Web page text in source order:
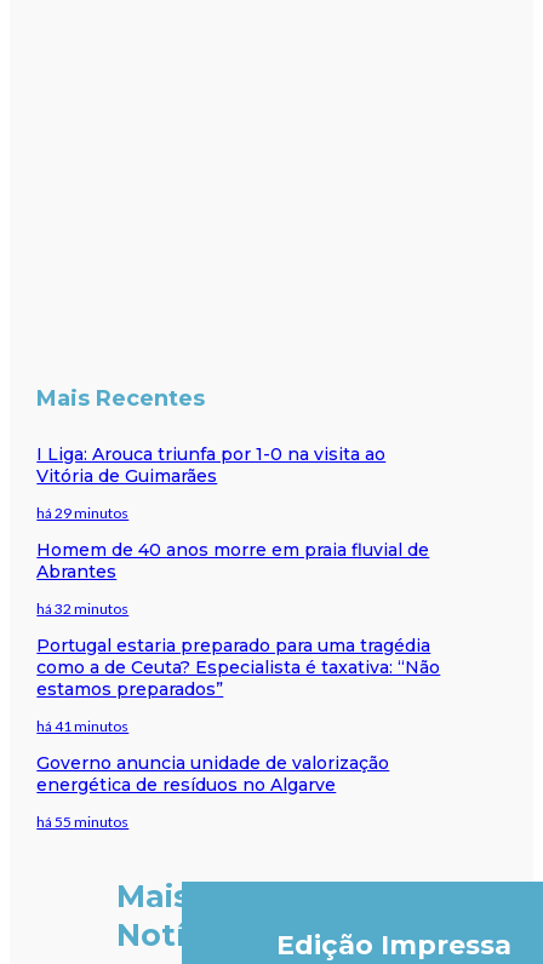
Mais Recentes
I Liga: Arouca triunfa por 1-0 na visita ao
Vitória de Guimarães
há 29 minutos
Homem de 40 anos morre em praia fluvial de
Abrantes
há 32 minutos
Portugal estaria preparado para uma tragédia
como a de Ceuta? Especialista é taxativa: “Não
estamos preparados”
há 41 minutos
Governo anuncia unidade de valorização
energética de resíduos no Algarve
há 55 minutos
Mais
Notícias
Edição Impressa